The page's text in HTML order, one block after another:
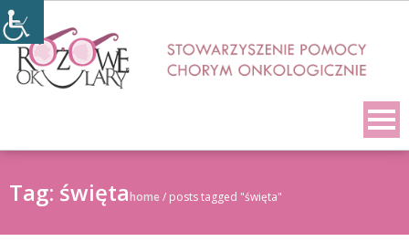
Skip
to
content
Tag: świętahome / posts tagged "święta"